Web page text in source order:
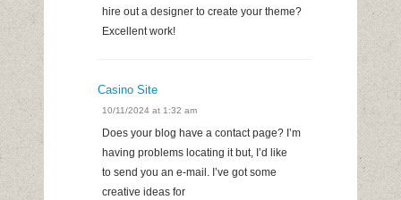
hire out a designer to create your theme?
Excellent work!
Casino Site
10/11/2024 at 1:32 am
Does your blog have a contact page? I’m
having problems locating it but, I’d like
to send you an e-mail. I’ve got some
creative ideas for